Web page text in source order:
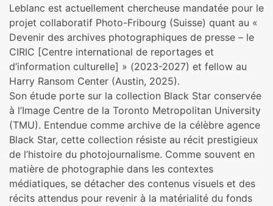
Leblanc est actuellement chercheuse mandatée pour le
projet collaboratif Photo-Fribourg (Suisse) quant au «
Devenir des archives photographiques de presse – le
CIRIC [Centre international de reportages et
d’information culturelle] » (2023-2027) et fellow au
Harry Ransom Center (Austin, 2025).
Son étude porte sur la collection Black Star conservée
à l’Image Centre de la Toronto Metropolitan University
(TMU). Entendue comme archive de la célèbre agence
Black Star, cette collection résiste au récit prestigieux
de l’histoire du photojournalisme. Comme souvent en
matière de photographie dans les contextes
médiatiques, se détacher des contenus visuels et des
récits attendus pour revenir à la matérialité du fonds